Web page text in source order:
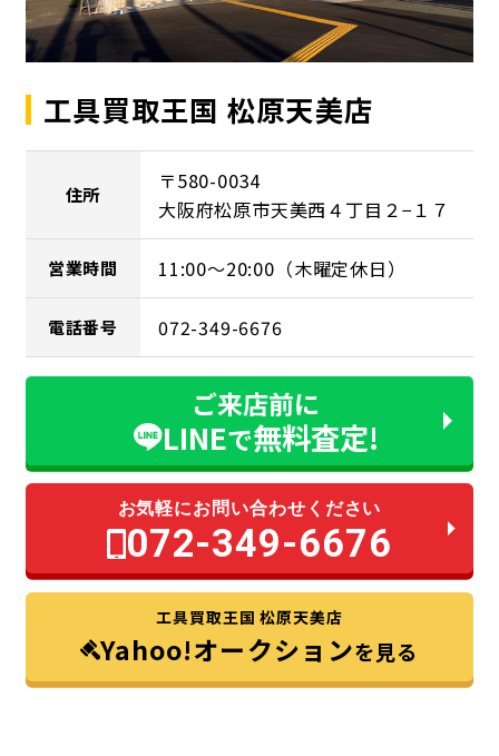
工具買取王国 松原天美店
住所
〒580-0034
大阪府松原市天美西４丁目２−１７
営業時間 11:00～20:00（木曜定休日）
電話番号 072-349-6676
ご来店前に
LINEで無料査定!
お気軽にお問い合わせください
072-349-6676
工具買取王国 松原天美店
Yahoo!オークションを見る